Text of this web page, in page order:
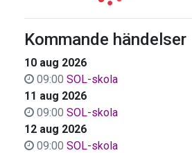
Kommande händelser
10 aug 2026
09:00 SOL-skola
11 aug 2026
09:00 SOL-skola
12 aug 2026
09:00 SOL-skola